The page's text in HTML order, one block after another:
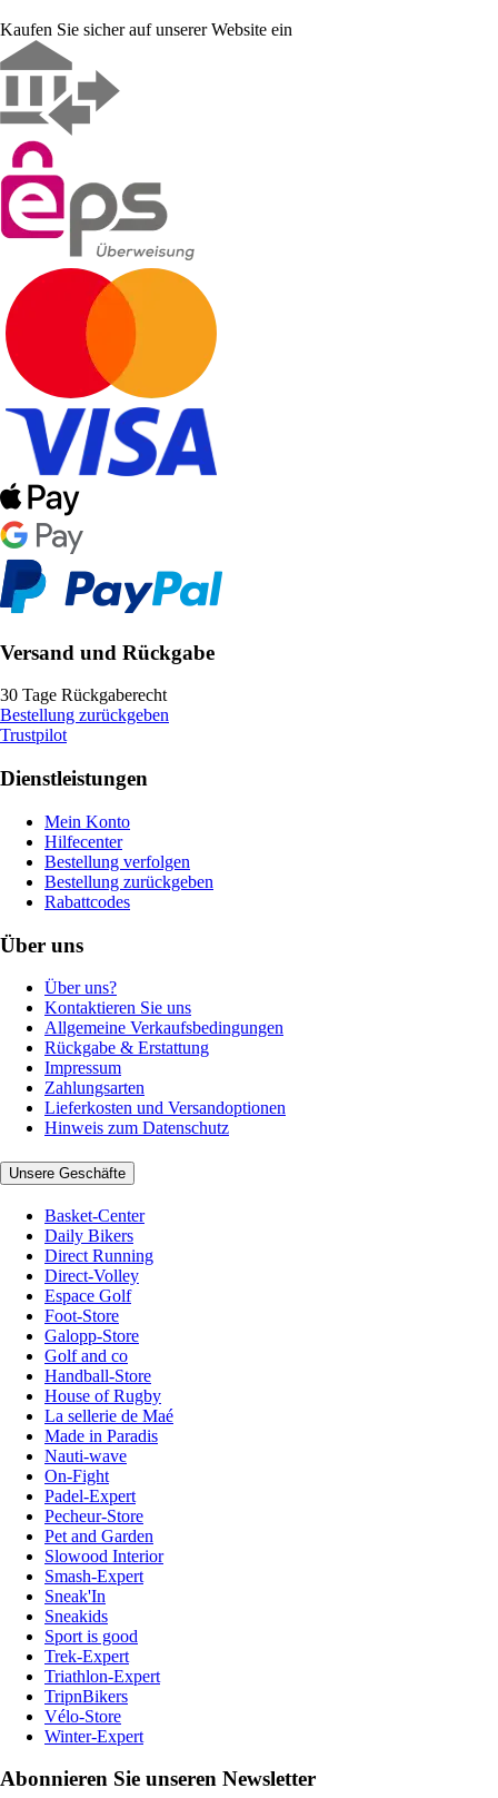
Kaufen Sie sicher auf unserer Website ein
Versand und Rückgabe
30 Tage Rückgaberecht
Bestellung zurückgeben
Trustpilot
Dienstleistungen
Mein Konto
Hilfecenter
Bestellung verfolgen
Bestellung zurückgeben
Rabattcodes
Über uns
Über uns?
Kontaktieren Sie uns
Allgemeine Verkaufsbedingungen
Rückgabe & Erstattung
Impressum
Zahlungsarten
Lieferkosten und Versandoptionen
Hinweis zum Datenschutz
Unsere Geschäfte
Basket-Center
Daily Bikers
Direct Running
Direct-Volley
Espace Golf
Foot-Store
Galopp-Store
Golf and co
Handball-Store
House of Rugby
La sellerie de Maé
Made in Paradis
Nauti-wave
On-Fight
Padel-Expert
Pecheur-Store
Pet and Garden
Slowood Interior
Smash-Expert
Sneak'In
Sneakids
Sport is good
Trek-Expert
Triathlon-Expert
TripnBikers
Vélo-Store
Winter-Expert
Abonnieren Sie unseren Newsletter